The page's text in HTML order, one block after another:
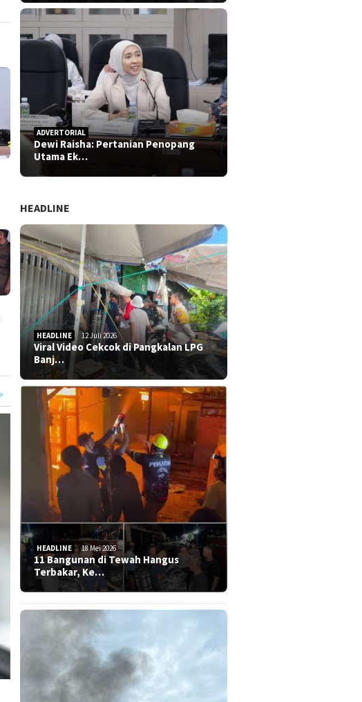
ADVERTORIAL
Dewi Raisha: Pertanian Penopang
Utama Ek…
HEADLINE
HEADLINE 12 Juli 2026
Viral Video Cekcok di Pangkalan LPG
Banj…
HEADLINE 18 Mei 2026
11 Bangunan di Tewah Hangus
Terbakar, Ke…